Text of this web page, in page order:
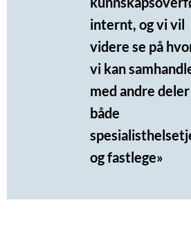
internt, og vi vil
videre se på
vi kan
med andre
både
og fastlege»